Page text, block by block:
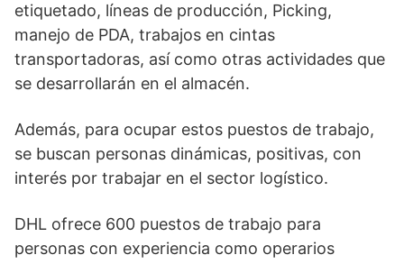
etiquetado, líneas de producción, Picking,
manejo de PDA, trabajos en cintas
transportadoras, así como otras actividades que
se desarrollarán en el almacén.
Además, para ocupar estos puestos de trabajo,
se buscan personas dinámicas, positivas, con
interés por trabajar en el sector logístico.
DHL ofrece 600 puestos de trabajo para
personas con experiencia como operarios